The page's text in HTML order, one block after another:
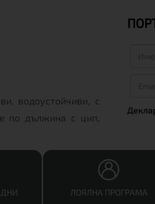
водоустойчиви, с
по дължина с цип,
ЛОЯЛНА ПРОГРАМА